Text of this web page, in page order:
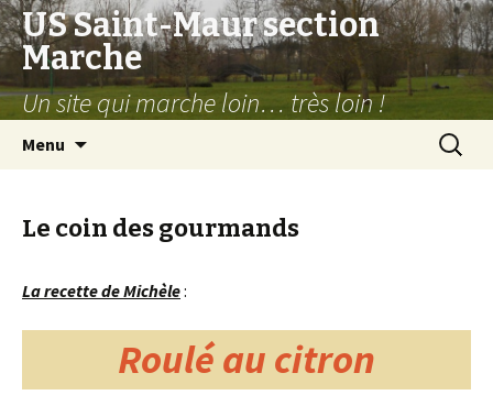
US Saint-Maur section
Marche
Un site qui marche loin… très loin !
Menu
Le coin des gourmands
La recette de Michèle:
Roulé au citron